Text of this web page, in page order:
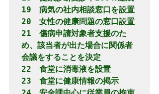
19　病気の社内相談窓口を設置
20　女性の健康問題の窓口設置
21　傷病申請対象者支援のた
め、該当者が出た場合に関係者
会議をすることを決定
22　食堂に消毒液を設置
23　食堂に健康情報の掲示